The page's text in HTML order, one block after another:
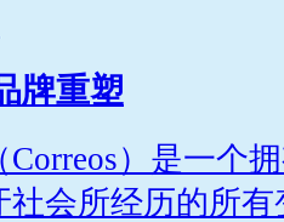
牌重塑
）是一个
会所经历的所有